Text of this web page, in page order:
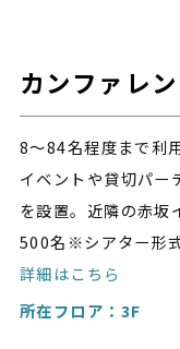
カンファレ
8～84名程度まで利
イベントや貸切パ
を設置。近隣の赤坂
500名※シアター形
詳細はこちら
所在フロア：3F